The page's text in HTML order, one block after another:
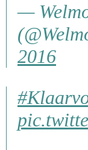
—
2016